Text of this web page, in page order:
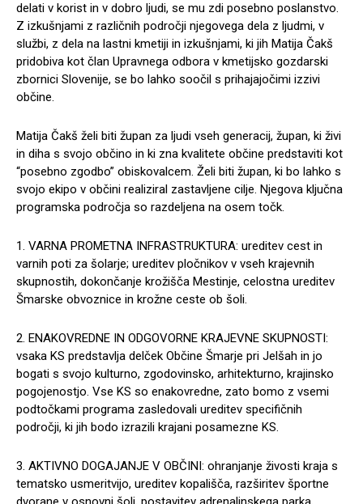
delati v korist in v dobro ljudi, se mu zdi posebno poslanstvo.
Z izkušnjami z različnih področji njegovega dela z ljudmi, v
službi, z dela na lastni kmetiji in izkušnjami, ki jih Matija Čakš
pridobiva kot član Upravnega odbora v kmetijsko gozdarski
zbornici Slovenije, se bo lahko soočil s prihajajočimi izzivi
občine.
Matija Čakš želi biti župan za ljudi vseh generacij, župan, ki živi
in diha s svojo občino in ki zna kvalitete občine predstaviti kot
“posebno zgodbo” obiskovalcem. Želi biti župan, ki bo lahko s
svojo ekipo v občini realiziral zastavljene cilje. Njegova ključna
programska področja so razdeljena na osem točk.
1. VARNA PROMETNA INFRASTRUKTURA: ureditev cest in
varnih poti za šolarje; ureditev pločnikov v vseh krajevnih
skupnostih, dokončanje krožišča Mestinje, celostna ureditev
Šmarske obvoznice in krožne ceste ob šoli.
2. ENAKOVREDNE IN ODGOVORNE KRAJEVNE SKUPNOSTI:
vsaka KS predstavlja delček Občine Šmarje pri Jelšah in jo
bogati s svojo kulturno, zgodovinsko, arhitekturno, krajinsko
pogojenostjo. Vse KS so enakovredne, zato bomo z vsemi
podtočkami programa zasledovali ureditev specifičnih
področji, ki jih bodo izrazili krajani posamezne KS.
3. AKTIVNO DOGAJANJE V OBČINI: ohranjanje živosti kraja s
tematsko usmeritvijo, ureditev kopališča, razširitev športne